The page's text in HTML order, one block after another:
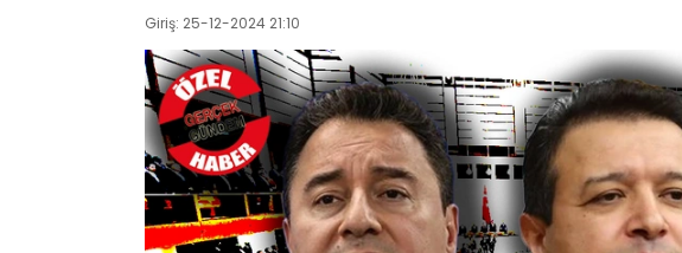
Giriş: 25-12-2024 21:10